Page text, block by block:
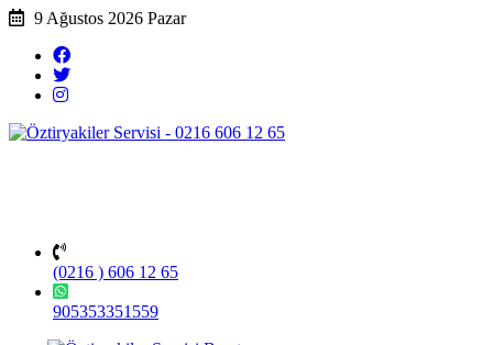
9 Ağustos 2026 Pazar
(0216 ) 606 12 65
905353351559